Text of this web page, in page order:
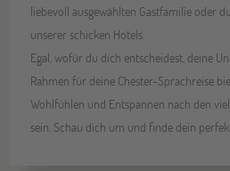
liebevoll ausgewählten Gastfamilie oder
unserer schicken Hotels.
Egal, wofür du dich entscheidest, deine
Rahmen für deine Chester-Sprachreise
Wohlfühlen und Entspannen nach den
sein. Schau dich um und finde dein